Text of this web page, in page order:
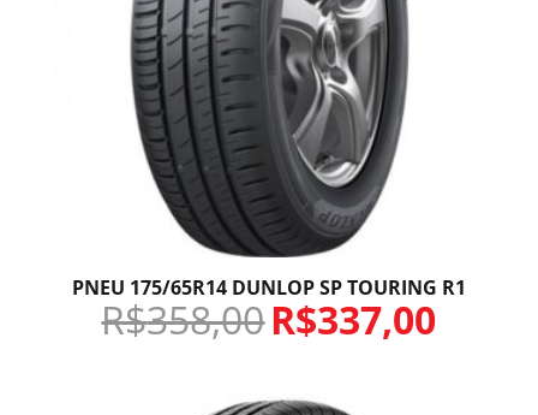
PNEU 175/65R14 DUNLOP SP TOURING R1
R$358,00R$337,00